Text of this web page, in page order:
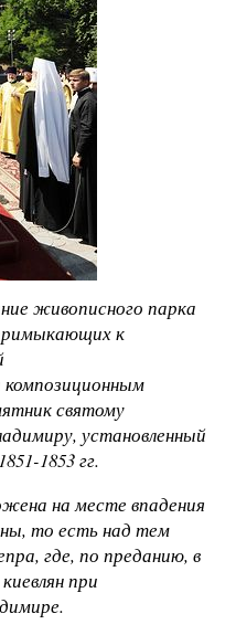
живописного парка
к
святому
установленный
1853 гг.
на месте впадения
то есть над тем
где, по преданию, в
при